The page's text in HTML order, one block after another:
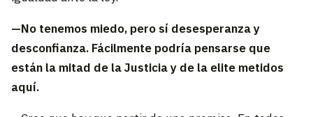
—No tenemos miedo, pero sí desesperanza y
desconfianza. Fácilmente podría pensarse que
están la mitad de la Justicia y de la elite metidos
aquí.